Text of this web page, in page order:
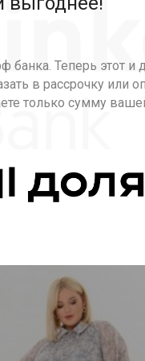
банка. Теперь этот и
в рассрочку или
только сумму
навесные петли и
юбку. По
подкладке из